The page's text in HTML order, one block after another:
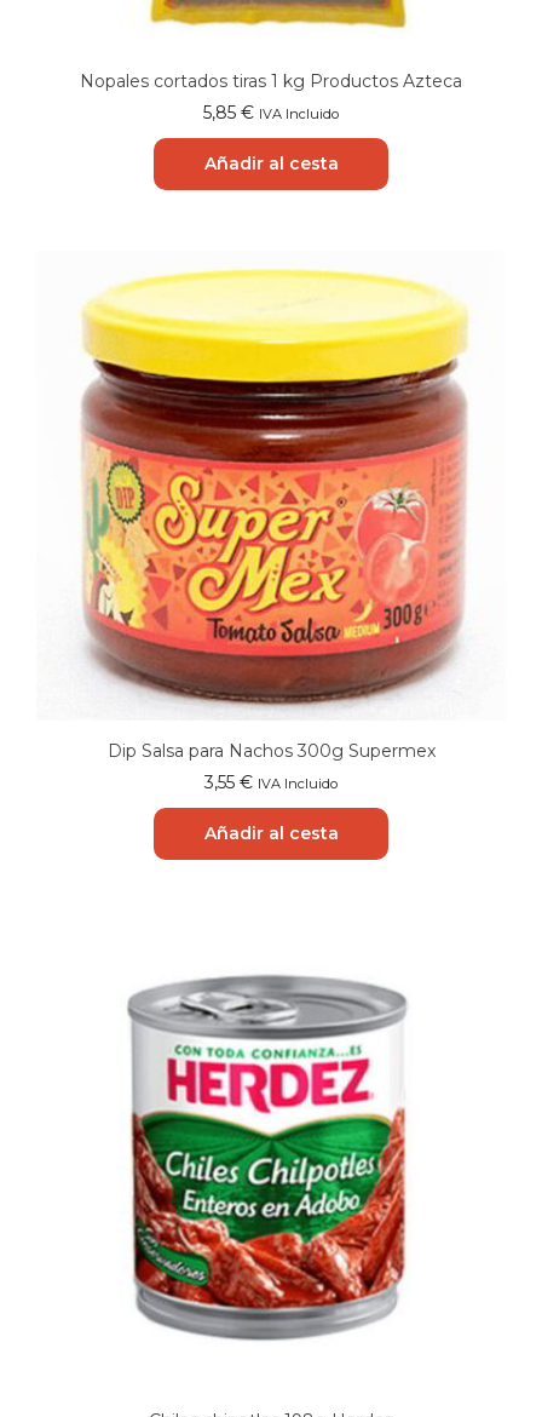
Nopales cortados tiras 1 kg Productos Azteca
5,85 € IVA Incluido
Añadir al cesta
Dip Salsa para Nachos 300g Supermex
3,55 € IVA Incluido
Añadir al cesta